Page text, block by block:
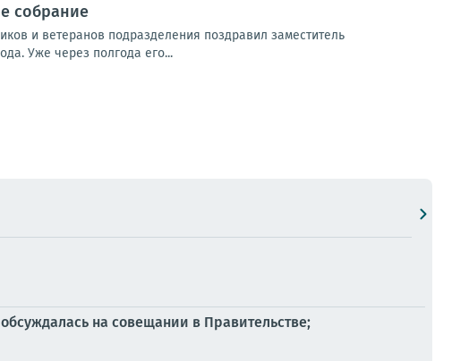
собрание
и ветеранов подразделения поздравил заместитель
Уже через полгода его...
на совещании в Правительстве;